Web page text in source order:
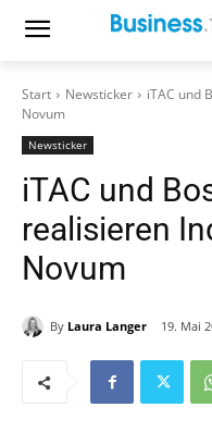
Start Newsticker
iTAC und
Novum
Newsticker
iTAC und
realisieren
Novum
By Laura Langer 19. Mai